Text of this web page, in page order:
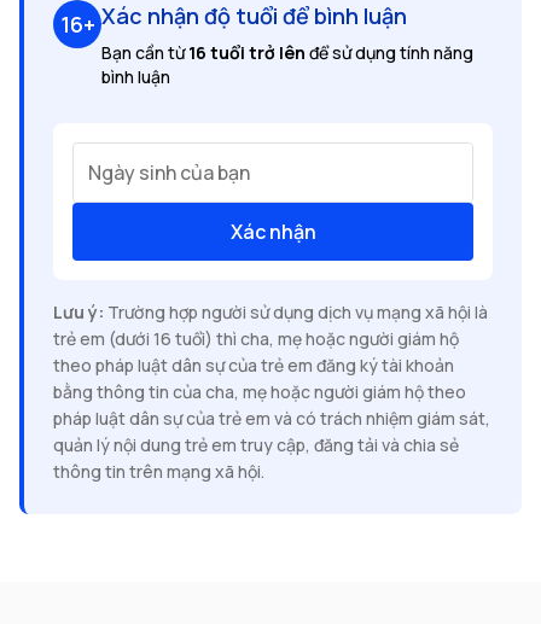
16+ Xác nhận độ tuổi để bình luận
Bạn cần từ16 tuổi trở lên để sử dụng tính năng
bình luận
Ngày sinh của bạn
Xác nhận
Lưu ý: Trường hợp người sử dụng dịch vụ mạng xã hội là
trẻ em (dưới 16 tuổi) thì cha, mẹ hoặc người giám hộ
theo pháp luật dân sự của trẻ em đăng ký tài khoản
bằng thông tin của cha, mẹ hoặc người giám hộ theo
pháp luật dân sự của trẻ em và có trách nhiệm giám sát,
quản lý nội dung trẻ em truy cập, đăng tải và chia sẻ
thông tin trên mạng xã hội.